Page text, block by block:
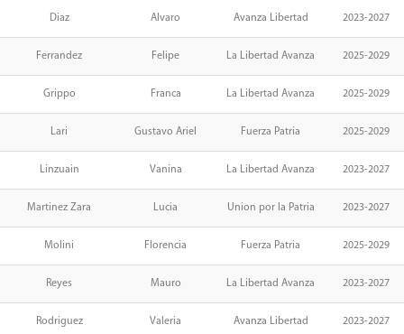
Diaz Alvaro Avanza Libertad 2023-2027
Ferrandez Felipe La Libertad Avanza 2025-2029
Grippo Franca La Libertad Avanza 2025-2029
Lari Gustavo Ariel Fuerza Patria 2025-2029
Linzuain Vanina La Libertad Avanza 2023-2027
Martinez Zara Lucia Union por la Patria 2023-2027
Molini Florencia Fuerza Patria 2025-2029
Reyes Mauro La Libertad Avanza 2023-2027
Rodriguez Valeria Avanza Libertad 2023-2027